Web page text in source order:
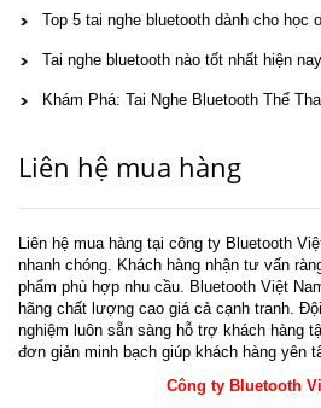
Top 5 tai nghe bluetooth dành cho học
Tai nghe bluetooth nào tốt nhất hiện
Khám Phá: Tai Nghe Bluetooth Thể
Liên hệ mua hàng
Liên hệ mua hàng tại công ty Bluetooth
nhanh chóng. Khách hàng nhận tư vấn
phẩm phù hợp nhu cầu. Bluetooth Việt
hãng chất lượng cao giá cả cạnh tranh.
nghiệm luôn sẵn sàng hỗ trợ khách hàng
đơn giản minh bạch giúp khách hàng yên
Công ty Bluetooth